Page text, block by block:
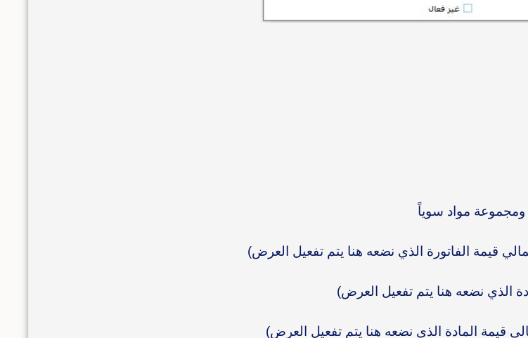
ومجموعة مواد سوياً
قيمة الفاتورة الذي نضعه هنا يتم تفعيل العرض)
الذي نضعه هنا يتم تفعيل العرض)
قيمة المادة الذي نضعه هنا يتم تفعيل العرض)